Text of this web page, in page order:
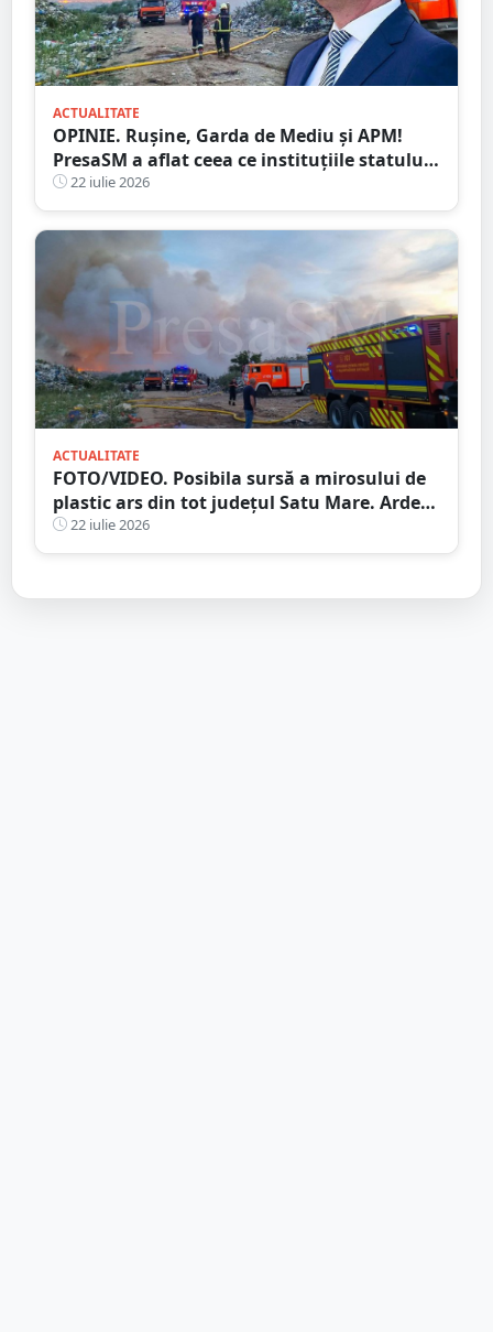
ACTUALITATE
OPINIE. Rușine, Garda de Mediu și APM!
PresaSM a aflat ceea ce instituțiile statului
nu au fost în stare să descopere. Dacă asta
înseamnă protecția mediului, atunci să
plece acasă!
22 iulie 2026
ACTUALITATE
FOTO/VIDEO. Posibila sursă a mirosului de
plastic ars din tot județul Satu Mare. Arde
un depozitul de deșeuri, la aproximativ 15
kilometri de granița României
22 iulie 2026